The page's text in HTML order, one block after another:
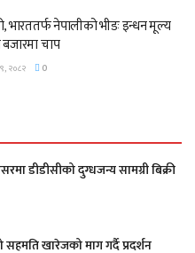
भारततर्फ नेपालीको भीडः इन्धन मूल्य
चाप
२०८२ 0
डीडीसीको दुग्धजन्य सामग्री बिक्री
खारेजको माग गर्दै प्रदर्शन